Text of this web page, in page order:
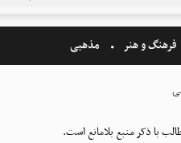
فرهنگ و هنر مذهبی
با ذکر منبع بلامانع است.